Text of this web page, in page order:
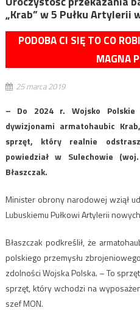
„Krab” w 5 Pułku Artylerii
PODOBA CI SIĘ TO CO
MAGNA
25 marca 2019
– Do 2024 r. Wojsko Polskie
dywizjonami armatohaubic
sprzęt, który realnie
powiedział w Sulechowie
Błaszczak.
Minister obrony narodowej wziął
Lubuskiemu Pułkowi Artylerii
Błaszczak podkreślił, że
polskiego przemysłu
zdolności Wojska Polska. – To
sprzęt, który wchodzi na
szef MON.